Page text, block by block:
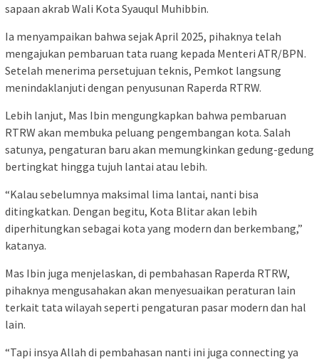
sapaan akrab Wali Kota Syauqul Muhibbin.
Ia menyampaikan bahwa sejak April 2025, pihaknya telah
mengajukan pembaruan tata ruang kepada Menteri ATR/BPN.
Setelah menerima persetujuan teknis, Pemkot langsung
menindaklanjuti dengan penyusunan Raperda RTRW.
Lebih lanjut, Mas Ibin mengungkapkan bahwa pembaruan
RTRW akan membuka peluang pengembangan kota. Salah
satunya, pengaturan baru akan memungkinkan gedung-gedung
bertingkat hingga tujuh lantai atau lebih.
“Kalau sebelumnya maksimal lima lantai, nanti bisa
ditingkatkan. Dengan begitu, Kota Blitar akan lebih
diperhitungkan sebagai kota yang modern dan berkembang,”
katanya.
Mas Ibin juga menjelaskan, di pembahasan Raperda RTRW,
pihaknya mengusahakan akan menyesuaikan peraturan lain
terkait tata wilayah seperti pengaturan pasar modern dan hal
lain.
“Tapi insya Allah di pembahasan nanti ini juga connecting ya